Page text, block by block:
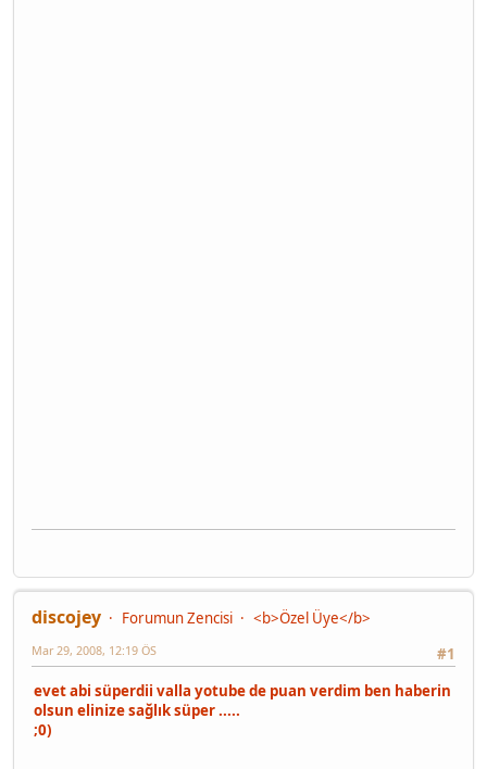
discojey Forumun Zencisi
<b>Özel Üye</b>
#1
Mar 29, 2008, 12:19 ÖS
evet abi süperdii valla yotube de puan verdim ben haberin
olsun elinize sağlık süper .....
;0)